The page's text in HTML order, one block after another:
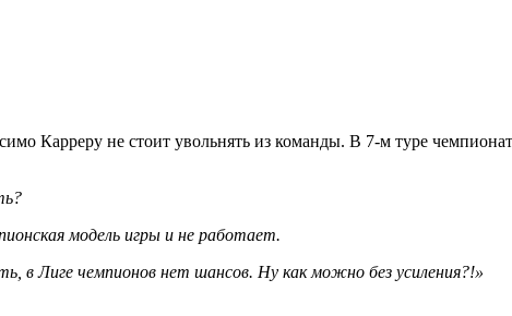
Карреру не стоит увольнять из команды. В 7-м туре
модель игры и не работает.
в Лиге чемпионов нет шансов. Ну как можно без усиления?!»